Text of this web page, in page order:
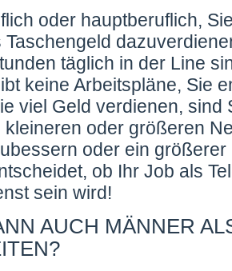
oder hauptberuflich,
Taschengeld
täglich in der Line
keine Arbeitspläne, Sie
viel Geld verdienen,
kleineren oder größeren
oder ein
ob Ihr Job als
sein wird!
AUCH MÄNNER